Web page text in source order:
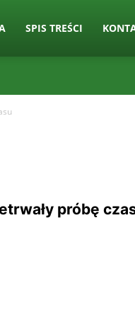
SPIS TREŚCI
próbę